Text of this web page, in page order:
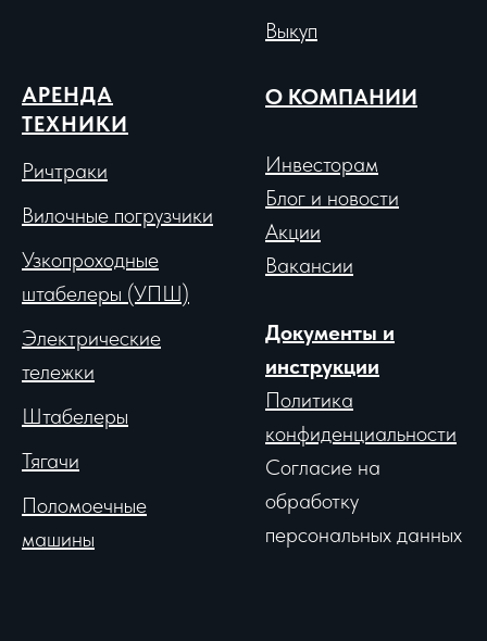
Выкуп
АРЕНДА
ТЕХНИКИ
Ричтраки
Вилочные погрузчики
Узкопроходные
штабелеры (УПШ)
Электрические
тележки
Штабелеры
Тягачи
Поломоечные
машины
О КОМПАНИИ
Инвесторам
Блог и новости
Акции
Вакансии
Документы и
инструкции
Политика
конфиденциальности
Согласие на
обработку
персональных данных